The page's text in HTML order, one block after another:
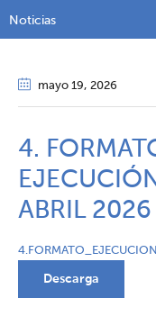
Noticias
mayo 19, 2026
4.
ABRIL 2026
Descarga